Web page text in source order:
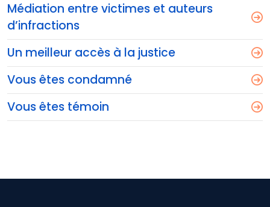
Médiation entre victimes et auteurs
d’infractions
Un meilleur accès à la justice
Vous êtes condamné
Vous êtes témoin